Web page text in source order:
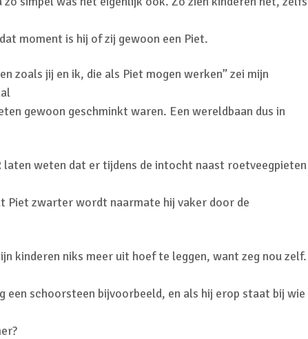
moment is hij of zij gewoon een Piet.
zoals jij en ik, die als Piet mogen werken” zei mijn
gewoon geschminkt waren. Een wereldbaan dus in
laten weten dat er tijdens de intocht naast roetveegpieten
Piet zwarter wordt naarmate hij vaker door de
kinderen niks meer uit hoef te leggen, want zeg nou zelf.
een schoorsteen bijvoorbeeld, en als hij erop staat bij wie